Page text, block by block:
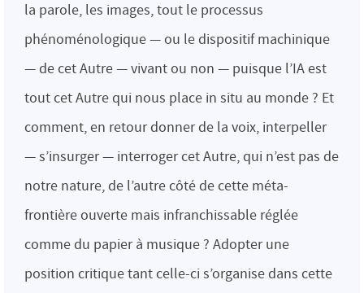
la parole, les images, tout le processus
phénoménologique — ou le dispositif machinique
— de cet Autre — vivant ou non — puisque l’IA est
tout cet Autre qui nous place in situ au monde ? Et
comment, en retour donner de la voix, interpeller
— s’insurger — interroger cet Autre, qui n’est pas de
notre nature, de l’autre côté de cette méta-
frontière ouverte mais infranchissable réglée
comme du papier à musique ? Adopter une
position critique tant celle-ci s’organise dans cette